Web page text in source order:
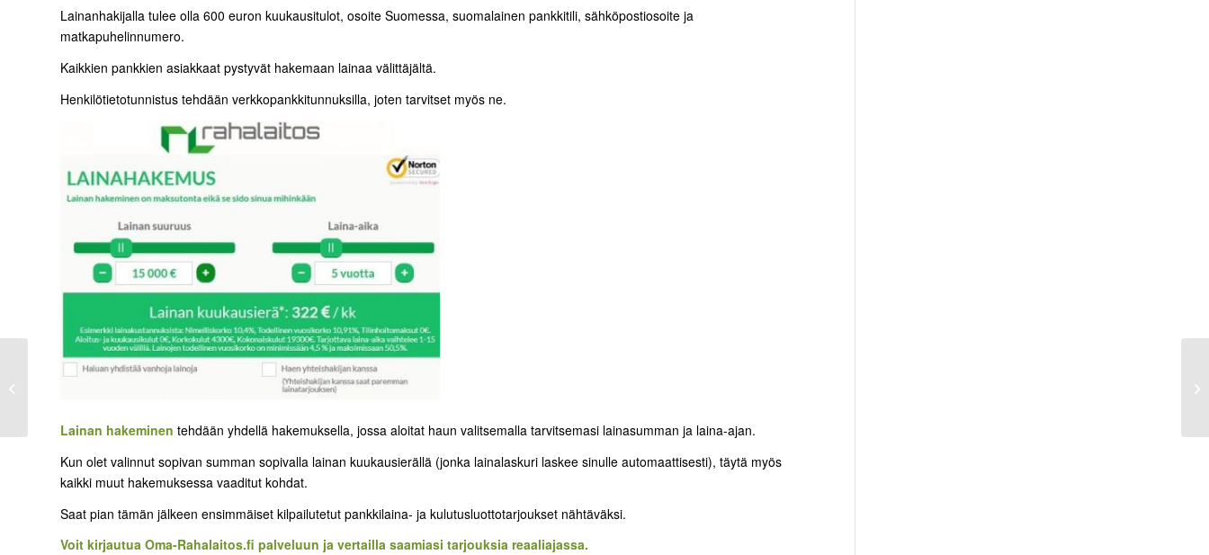
Lainanhakijalla tulee olla 600 euron kuukausitulot, osoite Suomessa, suomalainen pankkitili, sähköpostiosoite ja
matkapuhelinnumero.
Kaikkien pankkien asiakkaat pystyvät hakemaan lainaa välittäjältä.
Henkilötietotunnistus tehdään verkkopankkitunnuksilla, joten tarvitset myös ne.
Lainan hakeminen tehdään yhdellä hakemuksella, jossa aloitat haun valitsemalla tarvitsemasi lainasumman ja laina-ajan.
Kun olet valinnut sopivan summan sopivalla lainan kuukausierällä (jonka lainalaskuri laskee sinulle automaattisesti), täytä myös
kaikki muut hakemuksessa vaaditut kohdat.
Saat pian tämän jälkeen ensimmäiset kilpailutetut pankkilaina- ja kulutusluottotarjoukset nähtäväksi.
Voit kirjautua Oma-Rahalaitos.fi palveluun ja vertailla saamiasi tarjouksia reaaliajassa.